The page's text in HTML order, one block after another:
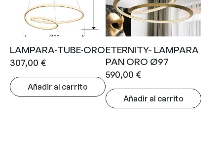
LAMPARA·TUBE·ORO
307,00 €
Añadir al carrito
ETERNITY- LAMPARA
PAN ORO Ø97
590,00 €
Añadir al carrito